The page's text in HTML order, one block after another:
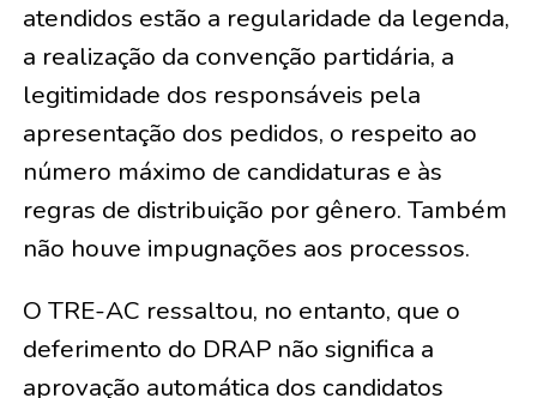
atendidos estão a regularidade da legenda,
a realização da convenção partidária, a
legitimidade dos responsáveis pela
apresentação dos pedidos, o respeito ao
número máximo de candidaturas e às
regras de distribuição por gênero. Também
não houve impugnações aos processos.
O TRE-AC ressaltou, no entanto, que o
deferimento do DRAP não significa a
aprovação automática dos candidatos